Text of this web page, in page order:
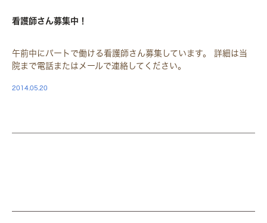
看護師さん募集中！
午前中にパートで働ける看護師さん募集しています。 詳細は当
院まで電話またはメールで連絡してください。
2014.05.20